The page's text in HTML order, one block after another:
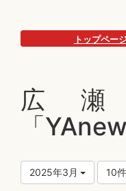
トップペー
広
「
2025年3月 10件